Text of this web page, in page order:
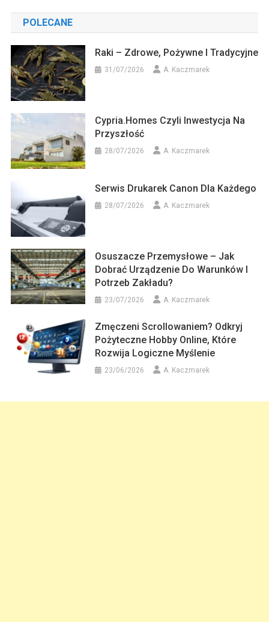
POLECANE
Raki – Zdrowe, Pożywne I Tradycyjne
31/07/2026 A. Kaczmarek
Cypria.homes Czyli Inwestycja Na
Przyszłość
28/07/2026 A. Kaczmarek
Serwis Drukarek Canon Dla Każdego
28/07/2026 A. Kaczmarek
Osuszacze Przemysłowe – Jak
Dobrać Urządzenie Do Warunków I
Potrzeb Zakładu?
23/07/2026 A. Kaczmarek
Zmęczeni Scrollowaniem? Odkryj
Pożyteczne Hobby Online, Które
Rozwija Logiczne Myślenie
23/06/2026 A. Kaczmarek